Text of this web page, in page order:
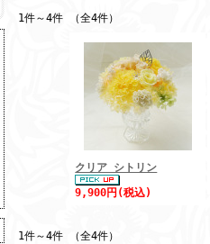
1件～4件 （全4件）
クリア シトリン
9,900円(税込)
1件～4件 （全4件）